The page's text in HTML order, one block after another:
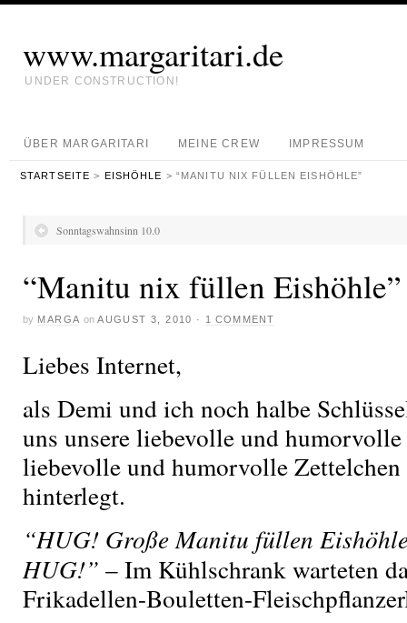
www.margaritari.de
UNDER CONSTRUCTION!
ÜBER MARGARITARI MEINE CREW IMPRESSUM
STARTSEITE > EISHÖHLE > “MANITU NIX FÜLLEN EISHÖHLE”
Sonntagswahnsinn 10.0
“Manitu nix füllen Eishöhle”
by MARGA on AUGUST 3, 2010 · 1 COMMENT
Liebes Internet,
als Demi und ich noch halbe
uns unsere liebevolle und
liebevolle und humorvolle
hinterlegt.
“HUG! Große Manitu füllen
HUG!” – Im Kühlschrank warteten
Frikadellen-Bouletten-